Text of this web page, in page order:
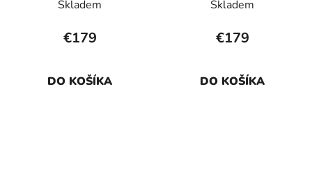
Skladem
€179
DO KOŠÍKA
Skladem
€179
DO KOŠÍKA